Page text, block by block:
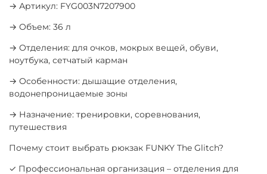
→ Артикул: FYG003N7207900
→ Объем: 36 л
→ Отделения: для очков, мокрых вещей, обуви,
ноутбука, сетчатый карман
→ Особенности: дышащие отделения,
водонепроницаемые зоны
→ Назначение: тренировки, соревнования,
путешествия
Почему стоит выбрать рюкзак FUNKY The Glitch?
✓ Профессиональная организация – отделения для